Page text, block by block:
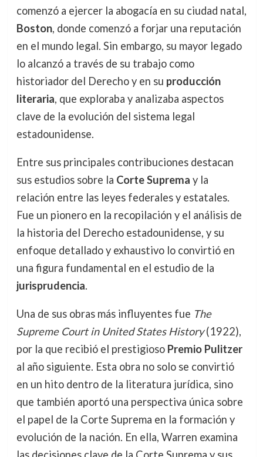
comenzó a ejercer la abogacía en su ciudad natal,
Boston, donde comenzó a forjar una reputación
en el mundo legal. Sin embargo, su mayor legado
lo alcanzó a través de su trabajo como
historiador del Derecho y en su producción
literaria, que exploraba y analizaba aspectos
clave de la evolución del sistema legal
estadounidense.
Entre sus principales contribuciones destacan
sus estudios sobre la Corte Suprema y la
relación entre las leyes federales y estatales.
Fue un pionero en la recopilación y el análisis de
la historia del Derecho estadounidense, y su
enfoque detallado y exhaustivo lo convirtió en
una figura fundamental en el estudio de la
jurisprudencia.
Una de sus obras más influyentes fue The
Supreme Court in United States History(1922),
por la que recibió el prestigioso Premio Pulitzer
al año siguiente. Esta obra no solo se convirtió
en un hito dentro de la literatura jurídica, sino
que también aportó una perspectiva única sobre
el papel de la Corte Suprema en la formación y
evolución de la nación. En ella, Warren examina